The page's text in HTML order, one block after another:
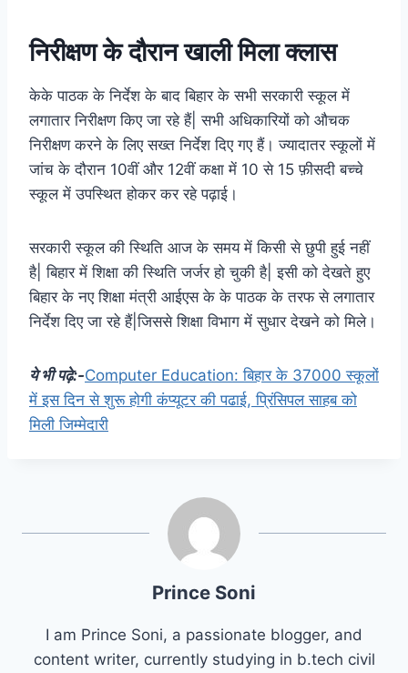
निरीक्षण के दौरान खाली मिला क्लास
केके पाठक के निर्देश के बाद बिहार के सभी सरकारी स्कूल में
लगातार निरीक्षण किए जा रहे हैं| सभी अधिकारियों को औचक
निरीक्षण करने के लिए सख्त निर्देश दिए गए हैं। ज्यादातर स्कूलों में
जांच के दौरान 10वीं और 12वीं कक्षा में 10 से 15 फ़ीसदी बच्चे
स्कूल में उपस्थित होकर कर रहे पढ़ाई।
सरकारी स्कूल की स्थिति आज के समय में किसी से छुपी हुई नहीं
है| बिहार में शिक्षा की स्थिति जर्जर हो चुकी है| इसी को देखते हुए
बिहार के नए शिक्षा मंत्री आईएस के के पाठक के तरफ से लगातार
निर्देश दिए जा रहे हैं|जिससे शिक्षा विभाग में सुधार देखने को मिले।
ये भी पढ़े:-Computer Education: बिहार के 37000 स्कूलों
में इस दिन से शुरू होगी कंप्यूटर की पढाई, प्रिंसिपल साहब को
मिली जिम्मेदारी
Prince Soni
I am Prince Soni, a passionate blogger, and
content writer, currently studying in b.tech civil